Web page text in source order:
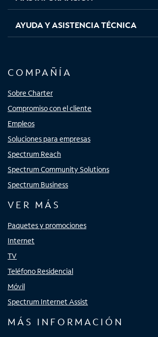
AYUDA Y ASISTENCIA TÉCNICA
COMPAÑÍA
Sobre Charter
Compromiso con el cliente
Empleos
Soluciones para empresas
Spectrum Reach
Spectrum Community Solutions
Spectrum Business
VER MÁS
Paquetes y promociones
Internet
TV
Teléfono Residencial
Móvil
Spectrum Internet Assist
MÁS INFORMACIÓN